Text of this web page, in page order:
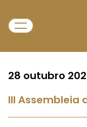
28 outubro
III Assembleia